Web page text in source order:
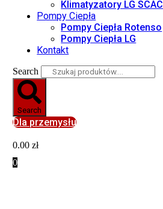
Klimatyzatory LG SCAC
Pompy Ciepła
Pompy Ciepła Rotenso
Pompy Ciepła LG
Kontakt
Search
Search
Dla przemysłu
0.00zł
0